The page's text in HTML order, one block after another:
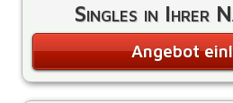
Singles in Ihrer
Angebot